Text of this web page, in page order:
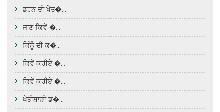
ਡਰੋਨ ਦੀ ਖੇਤ�...
ਜਾਣੋ ਕਿਵੇਂ �...
ਕਿੰਨੂੰ ਦੀ ਕ�...
ਕਿਵੇਂ ਕਰੀਏ �...
ਕਿਵੇਂ ਕਰੀਏ �...
ਖੇਤੀਬਾੜੀ ਡ�...